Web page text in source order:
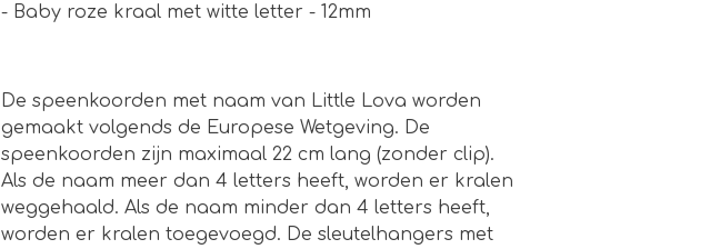
- Baby roze kraal met witte letter - 12mm
De speenkoorden met naam van Little Lova worden
gemaakt volgends de Europese Wetgeving. De
speenkoorden zijn maximaal 22 cm lang (zonder clip).
Als de naam meer dan 4 letters heeft, worden er kralen
weggehaald. Als de naam minder dan 4 letters heeft,
worden er kralen toegevoegd. De sleutelhangers met